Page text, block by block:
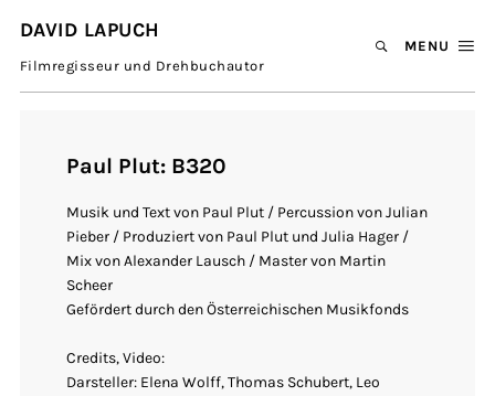
DAVID LAPUCH
Filmregisseur und Drehbuchautor
MENU
Paul Plut: B320
Musik und Text von Paul Plut / Percussion von Julian
Pieber / Produziert von Paul Plut und Julia Hager /
Mix von Alexander Lausch / Master von Martin
Scheer
Gefördert durch den Österreichischen Musikfonds
Credits, Video:
Darsteller: Elena Wolff, Thomas Schubert, Leo